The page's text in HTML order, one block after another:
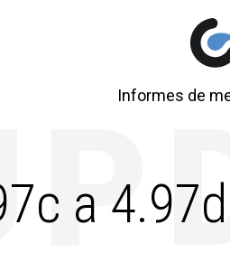
Informes de
a 4.97d